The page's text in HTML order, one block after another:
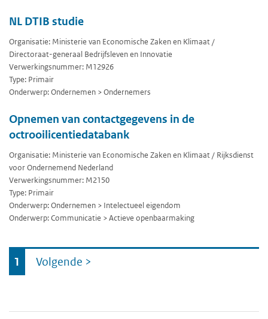
NL DTIB studie
Organisatie: Ministerie van Economische Zaken en Klimaat /
Directoraat-generaal Bedrijfsleven en Innovatie
Verwerkingsnummer: M12926
Type: Primair
Onderwerp: Ondernemen > Ondernemers
Opnemen van contactgegevens in de
octrooilicentiedatabank
Organisatie: Ministerie van Economische Zaken en Klimaat / Rijksdienst
voor Ondernemend Nederland
Verwerkingsnummer: M2150
Type: Primair
Onderwerp: Ondernemen > Intelectueel eigendom
Onderwerp: Communicatie > Actieve openbaarmaking
naar
1 Volgende >